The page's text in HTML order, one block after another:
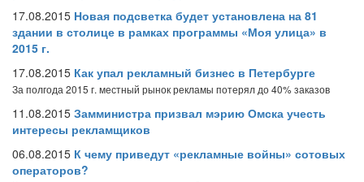
17.08.2015 Новая подсветка будет установлена на 81
здании в столице в рамках программы «Моя улица» в
2015 г.
17.08.2015 Как упал рекламный бизнес в Петербурге
За полгода 2015 г. местный рынок рекламы потерял до 40% заказов
11.08.2015 Замминистра призвал мэрию Омска учесть
интересы рекламщиков
06.08.2015 К чему приведут «рекламные войны» сотовых
операторов?